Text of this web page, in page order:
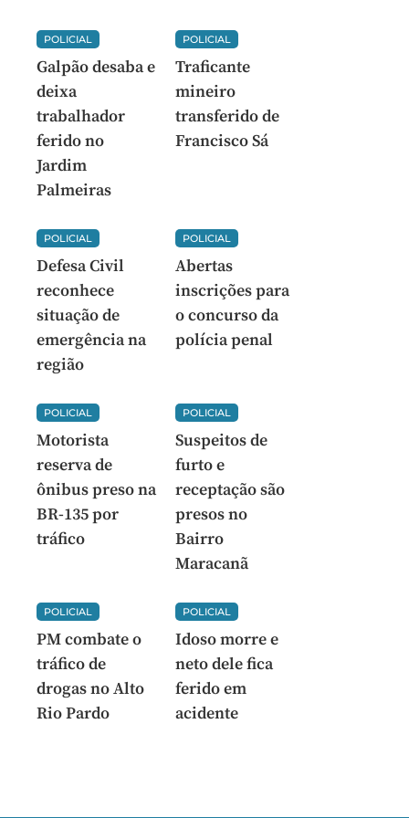
POLICIAL
Galpão desaba e
deixa
trabalhador
ferido no
Jardim
Palmeiras
POLICIAL
Traficante
mineiro
transferido de
Francisco Sá
POLICIAL
Defesa Civil
reconhece
situação de
emergência na
região
POLICIAL
Abertas
inscrições para
o concurso da
polícia penal
POLICIAL
Motorista
reserva de
ônibus preso na
BR-135 por
tráfico
POLICIAL
Suspeitos de
furto e
receptação são
presos no
Bairro
Maracanã
POLICIAL
PM combate o
tráfico de
drogas no Alto
Rio Pardo
POLICIAL
Idoso morre e
neto dele fica
ferido em
acidente